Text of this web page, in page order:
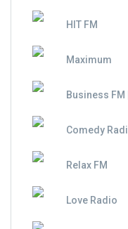
HIT FM
Maximum
Business
Comedy
Relax FM
Love Radio